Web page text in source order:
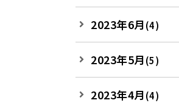
2023年6月(4)
2023年5月(5)
2023年4月(4)